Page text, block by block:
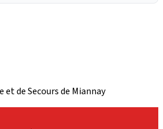
et de Secours de Miannay